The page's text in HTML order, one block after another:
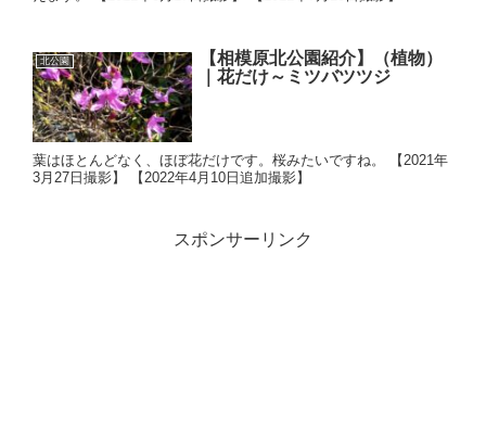
北公園
【相模原北公園紹介】（植物）
｜花だけ～ミツバツツジ
葉はほとんどなく、ほぼ花だけです。桜みたいですね。 【2021年
3月27日撮影】 【2022年4月10日追加撮影】
スポンサーリンク